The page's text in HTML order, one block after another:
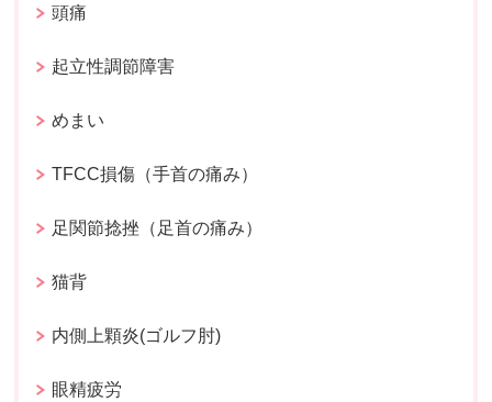
頭痛
起立性調節障害
めまい
TFCC損傷（手首の痛み）
足関節捻挫（足首の痛み）
猫背
内側上顆炎(ゴルフ肘)
眼精疲労